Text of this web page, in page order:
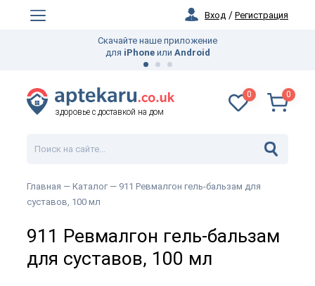
Вход / Регистрация
Скачайте наше приложение
для iPhone или Android
здоровье с доставкой на дом
0 0
Главная — Каталог — 911 Ревмалгон гель-бальзам для
суставов, 100 мл
911 Ревмалгон гель-бальзам
для суставов, 100 мл